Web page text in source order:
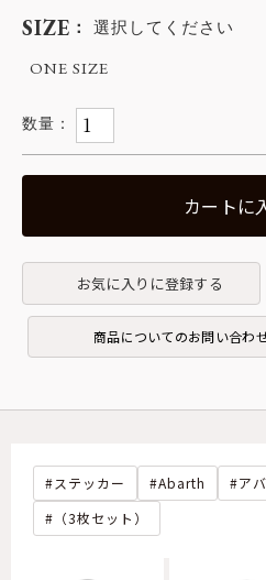
SIZE 選択してください
ONE SIZE
カートに
お気に入りに登録する
商品についてのお問い合わ
ステッカー Abarth ア
（3枚セット）